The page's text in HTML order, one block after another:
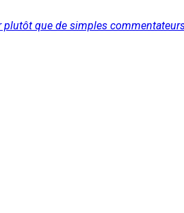
plutôt que de simples